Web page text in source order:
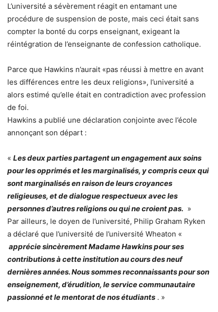
L’université a sévèrement réagit en entamant une
procédure de suspension de poste, mais ceci était sans
compter la bonté du corps enseignant, exigeant la
réintégration de l’enseignante de confession catholique.
Parce que Hawkins n’aurait «pas réussi à mettre en avant
les différences entre les deux religions», l’université a
alors estimé qu’elle était en contradiction avec profession
de foi.
Hawkins a publié une déclaration conjointe avec l’école
annonçant son départ :
« Les deux parties partagent un engagement aux soins
pour les opprimés et les marginalisés, y compris ceux qui
sont marginalisés en raison de leurs croyances
religieuses, et de dialogue respectueux avec les
personnes d’autres religions ou qui ne croient pas. »
Par ailleurs, le doyen de l’université, Philip Graham Ryken
a déclaré que l’université de l’université Wheaton «
apprécie sincèrement Madame Hawkins pour ses
contributions à cette institution au cours des neuf
dernières années. Nous sommes reconnaissants pour son
enseignement, d’érudition, le service communautaire
passionné et le mentorat de nos étudiants . »